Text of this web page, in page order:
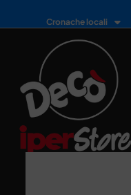
Cronache locali